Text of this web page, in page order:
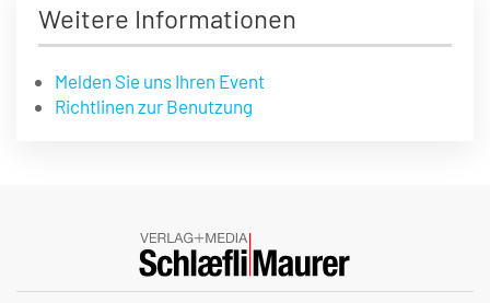
Weitere Informationen
Melden Sie uns Ihren Event
Richtlinen zur Benutzung